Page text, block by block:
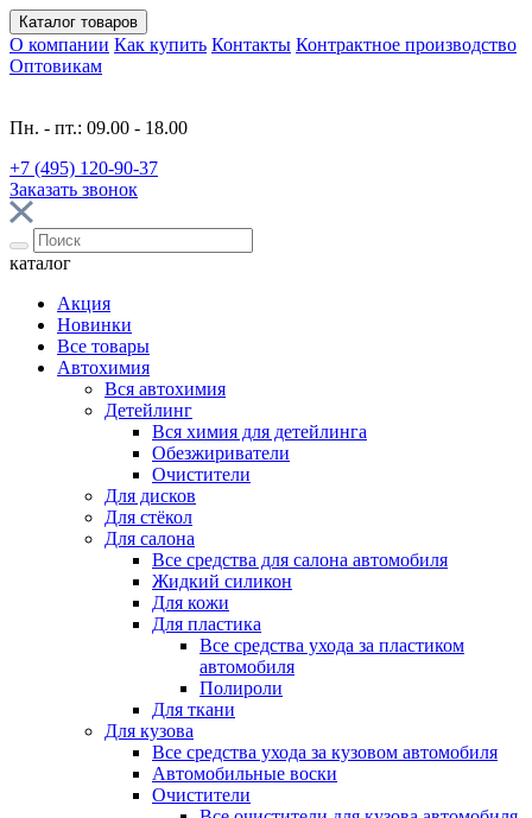
Каталог товаров
О компании Как купить Контакты Контрактное производство
Оптовикам
Пн. - пт.: 09.00 - 18.00
+7 (495) 120-90-37
Заказать звонок
каталог
Акция
Новинки
Все товары
Автохимия
Вся автохимия
Детейлинг
Вся химия для детейлинга
Обезжириватели
Очистители
Для дисков
Для стёкол
Для салона
Все средства для салона автомобиля
Жидкий силикон
Для кожи
Для пластика
Все средства ухода за пластиком
автомобиля
Полироли
Для ткани
Для кузова
Все средства ухода за кузовом автомобиля
Автомобильные воски
Очистители